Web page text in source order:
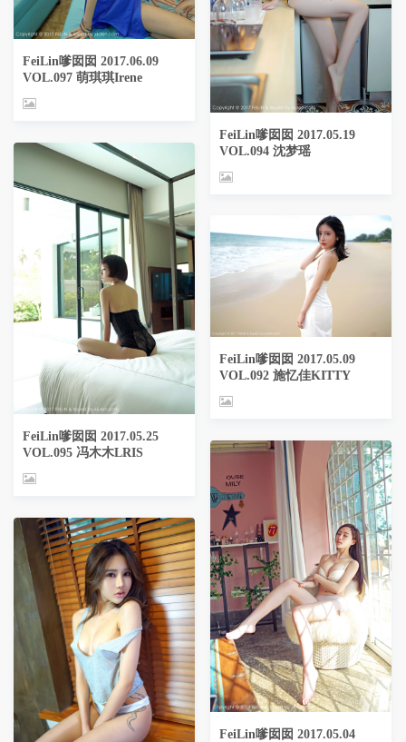
FeiLin嗲囡囡 2017.06.09
VOL.097 萌琪琪Irene
FeiLin嗲囡囡 2017.05.25
VOL.095 冯木木LRIS
FeiLin嗲囡囡 2017.05.19
VOL.094 沈梦瑶
FeiLin嗲囡囡 2017.05.09
VOL.092 施忆佳KITTY
FeiLin嗲囡囡 2017.05.04